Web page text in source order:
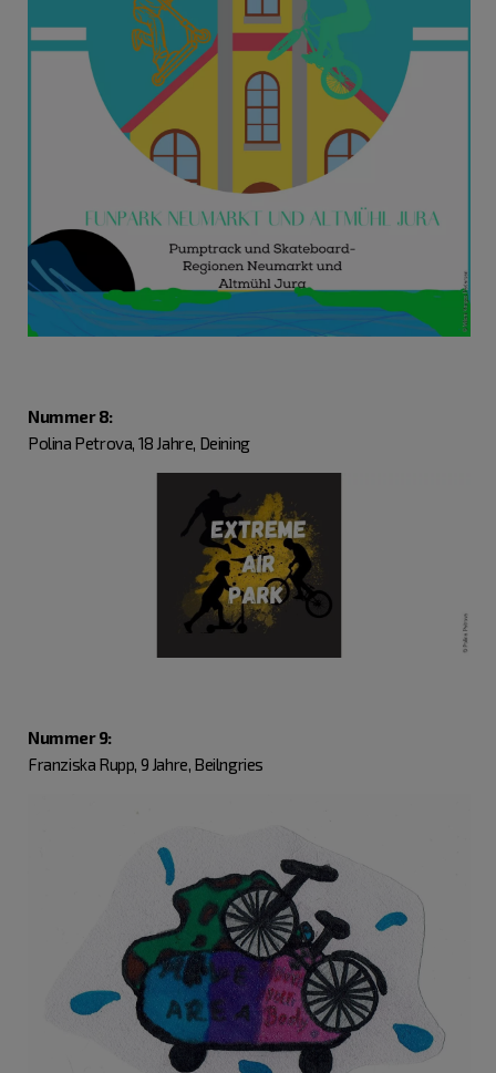
Nummer 8:
Polina Petrova, 18 Jahre, Deining
Nummer 9:
Franziska Rupp, 9 Jahre, Beilngries